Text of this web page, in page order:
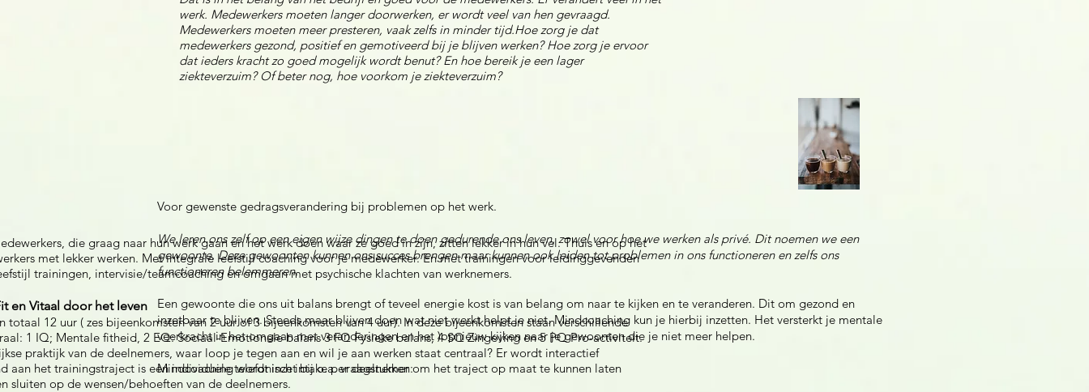
werk. Medewerkers moeten langer doorwerken, er wordt veel van hen gevraagd.
Medewerkers moeten meer presteren, vaak zelfs in minder tijd.Hoe zorg je dat
medewerkers gezond, positiefen gemotiveerd bij je blijven werken? Hoe zorg je ervoor
dat ieders kracht zo goed mogelijk wordt benut? En hoe bereik je een lager
ziekteverzuim? Of beter nog, hoe voorkom je ziekteverzuim?
die graag naar hun werk gaan en het werk doen waar ze goed in zijn, zitten lekker in hun vel. Thuis en op het
met lekker werken. Met integrale leefstijl coaching voor je medewerker. En met trainingen voor leidinggevenden
trainingen, intervisie/teamcoaching en omgaan met psychische klachten van werknemers.
en Vitaal door het leven
totaal 12 uur ( zes bijeenkomsten van 2 uur of 3 bijeenkomsten van 4 uur). In deze bijeenkomsten staan verschillende
1 IQ; Mentale fitheid, 2 EQ: Sociaal-Emotionele balans 3 FQ Fysieke balans, 4 SQ Zingeving en 5 PQ Pro-activiteit.
praktijk van de deelnemers, waar loop je tegen aan en wil je aan werken staat centraal? Er wordt interactief
aan het trainingstraject is een individuele telefonisch intake per deelnemer om het traject op maat te kunnen laten
sluiten op de wensen/behoeften van de deelnemers.
Voor gewenste gedragsverandering bij problemen op het werk.
We leren ons zelf op een eigen wijze dingen te doen gedurende ons leven, zowel voor hoe we werken als privé. Dit noemen we een
gewoonte. Deze gewoonten kunnen ons succes brengen maar kunnen ook leiden tot problemen in ons functioneren en zelfs ons
functioneren belemmeren.
Een gewoonte die ons uit balans brengt of teveel energie kost is van belang om naar te kijken en te veranderen. Dit om gezond en
inzetbaar te blijven. Steeds maar blijven doen wat niet werkt helpt je niet. Mindcoaching kun je hierbij inzetten. Het versterkt je mentale
veerkracht in het omgaan met veranderingen en het )opnieuw kijken naar je gewoonten die je niet meer helpen.
Mindcoaching wordt inzet bij o.a. vraagstukken: